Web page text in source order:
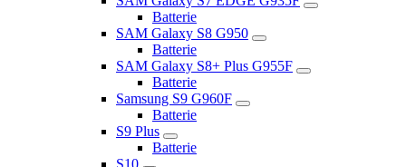
Batterie
SAM Galaxy S8 G950
Batterie
SAM Galaxy S8+ Plus G955F
Batterie
Samsung S9 G960F
Batterie
S9 Plus
Batterie